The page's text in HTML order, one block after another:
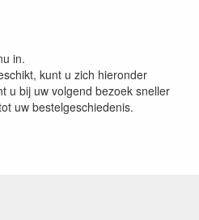
in.
kunt u zich hieronder
u bij uw volgend bezoek sneller
uw bestelgeschiedenis.